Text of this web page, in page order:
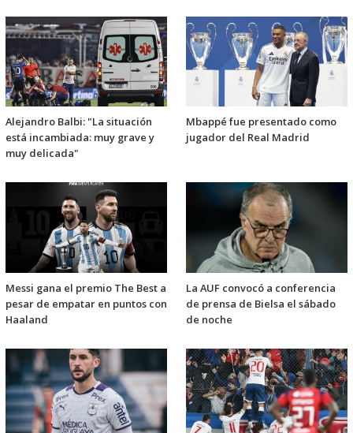
Alejandro Balbi: "La situación
está incambiada: muy grave y
muy delicada"
Mbappé fue presentado como
jugador del Real Madrid
Messi gana el premio The Best a
pesar de empatar en puntos con
Haaland
La AUF convocó a conferencia
de prensa de Bielsa el sábado
de noche